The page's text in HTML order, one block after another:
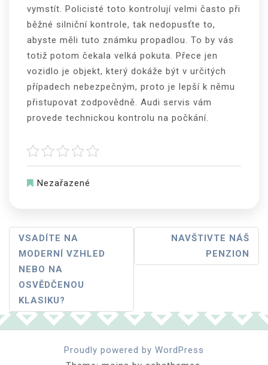
vymstít. Policisté toto kontrolují velmi často při
běžné silniční kontrole, tak nedopusťte to,
abyste měli tuto známku propadlou. To by vás
totiž potom čekala velká pokuta. Přece jen
vozidlo je objekt, který dokáže být v určitých
případech nebezpečným, proto je lepší k němu
přistupovat zodpovědně. Audi servis vám
provede technickou kontrolu na počkání.
Nezařazené
Navigace
Pro
Příspěvek
VSADÍTE NA
MODERNÍ VZHLED
NEBO NA
OSVĚDČENOU
KLASIKU?
NAVŠTIVTE NÁŠ
PENZION
Proudly powered by WordPress